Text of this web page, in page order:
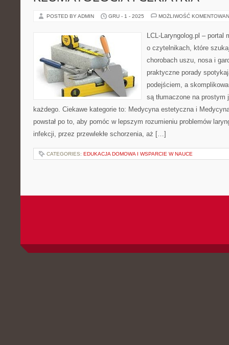
POSTED BY ADMIN GRU - 1 - 2025 MOŻLIWOŚĆ
LCL-Laryngolog.pl –
o czytelnikach, które
chorobach uszu, nosa i
praktyczne porady
podejściem, a
są tłumaczone na prostym
każdego. Ciekawe kategorie to: Medycyna estetyczna i
powstał po to, aby pomóc w lepszym rozumieniu problemów
infekcji, przez przewlekłe schorzenia, aż […]
CATEGORIES: EDUKACJA DOMOWA I WSPARCIE W NAUCE